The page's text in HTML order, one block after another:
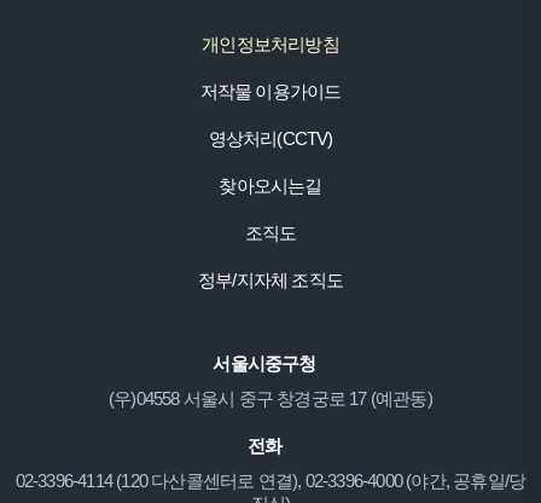
개인정보처리방침
저작물 이용가이드
영상처리(CCTV)
찾아오시는길
조직도
정부/지자체 조직도
서울시중구청
(우)04558 서울시 중구 창경궁로 17 (예관동)
전화
02-3396-4114 (120 다산콜센터로 연결), 02-3396-4000 (야간, 공휴일/당